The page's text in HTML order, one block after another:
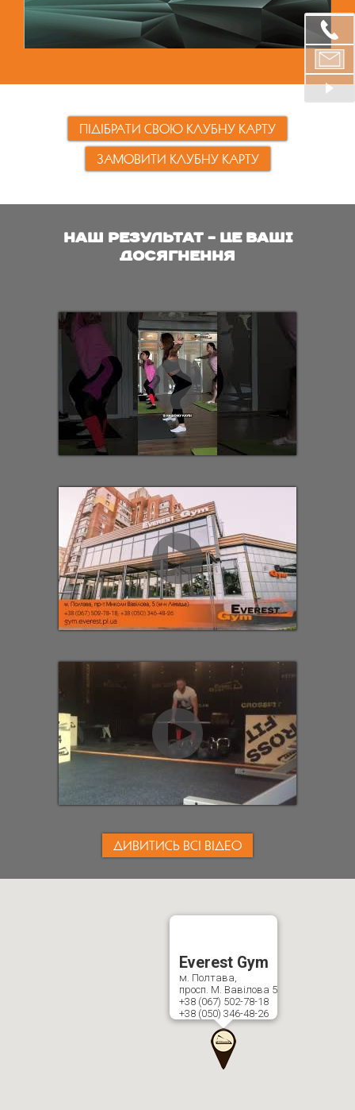
Пн-Пт 16:00-18:00
ПІДІБРАТИ СВОЮ КЛУБНУ КАРТУ
ЗАМОВИТИ КЛУБНУ КАРТУ
НАШ РЕЗУЛЬТАТ - ЦЕ ВАШІ
ДОСЯГНЕННЯ
ДИВИТИСЬ ВСІ ВІДЕО
Everest Gym
м. Полтава,
просп. М. Вавілова 5
+38 (067) 502-78-18
+38 (050) 346-48-26